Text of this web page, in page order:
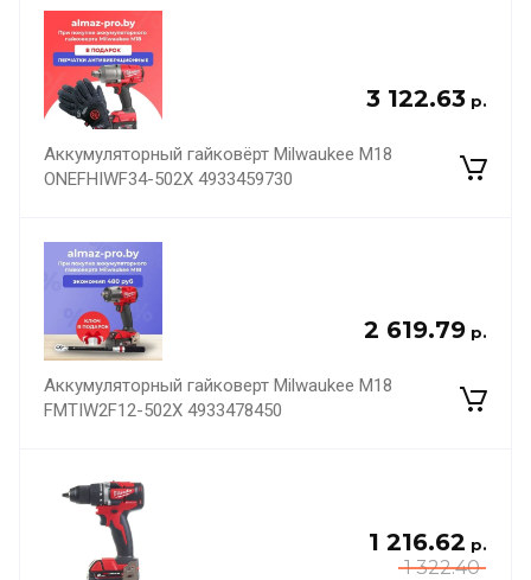
3 122.63 р.
Аккумуляторный гайковёрт Milwaukee M18
ONEFHIWF34-502X 4933459730
2 619.79 р.
Аккумуляторный гайковерт Milwaukee M18
FMTIW2F12-502X 4933478450
1 322.40
1 216.62 р.